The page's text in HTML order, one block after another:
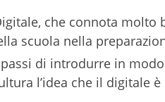
che connota molto
scuola nella
di introdurre in
l’idea che il digitale